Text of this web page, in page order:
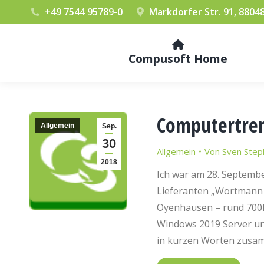
+49 7544 95789-0 Markdorfer Str. 91,
Compusoft Home
Sep.
30
2018
Allgemein
Allgemein VonSven
Ich war am 28.
Lieferanten
Oyenhausen – rund
Windows 2019 Server
in kurzen Worten